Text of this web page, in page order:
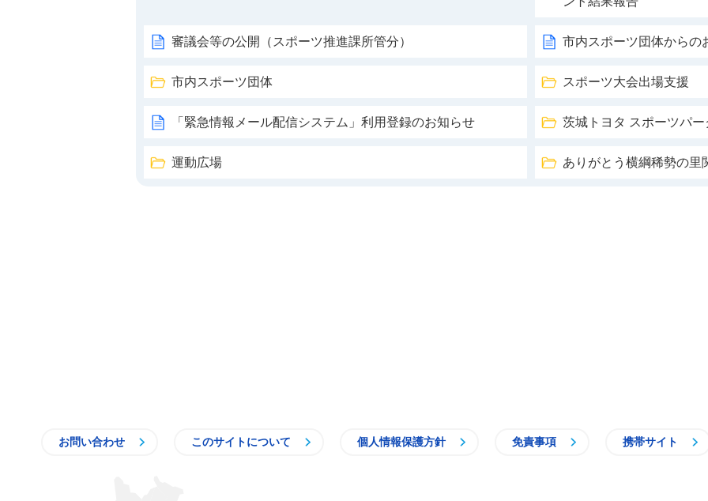
審議会等の公開（スポーツ推進課所管分） 市内スポーツ団体からの
市内スポーツ団体 スポーツ大会出場支援
「緊急情報メール配信システム」利用登録のお知らせ 茨城トヨタ スポーツパ
運動広場 ありがとう横綱稀勢の里
お問い合わせ このサイトについて 個人情報保護方針 免責事項 携帯サイト